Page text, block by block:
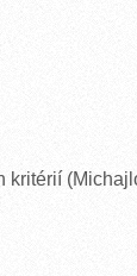
kritérií